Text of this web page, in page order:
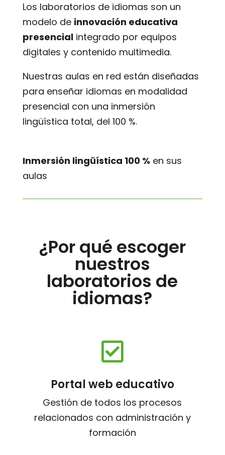
Los laboratorios de idiomas son un
modelo de innovación educativa
presencialintegrado por equipos
digitales y contenido multimedia.
Nuestras aulas en red están diseñadas
para enseñar idiomas en modalidad
presencial con una inmersión
lingüística total, del 100 %.
Inmersión lingüística 100 % en sus
aulas
¿Por qué escoger
nuestros
laboratorios de
idiomas?

Portal web educativo
Gestión de todos los procesos
relacionados con administración y
formación